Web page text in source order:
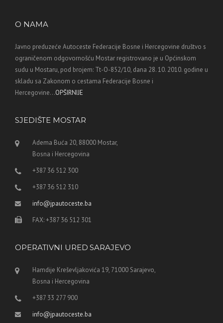
O NAMA
Javno preduzeće Autoceste Federacije Bosne i Hercegovine društvo s
ograničenom odgovornošću Mostar registrovano je u Općinskom
sudu u Mostaru, pod brojem: Tt-O-852/10, dana 28. 10. 2010. godine u
skladu sa Zakonom o cestama Federacije Bosne i
Hercegovine...OPŠIRNIJE
SJEDIŠTE MOSTAR
Adema Buća 20, 88000 Mostar,
Bosna i Hercegovina
+387 36 512 300
+387 36 512 310
info@jpautoceste.ba
FAX: +387 36 512 301
OPERATIVNI URED SARAJEVO
Hamdije Kreševljakovića 19, 71000 Sarajevo,
Bosna i Hercegovina
+387 33 277 900
info@jpautoceste.ba